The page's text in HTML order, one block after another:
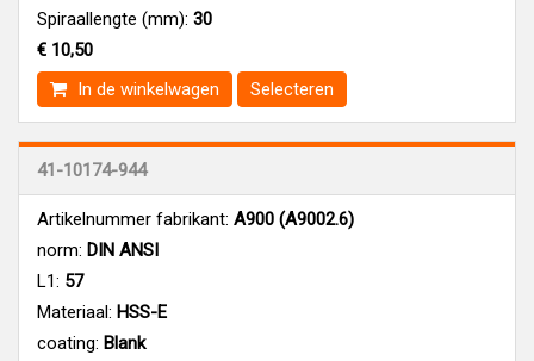
Spiraallengte (mm): 30
€ 10,50
In de winkelwagen
Selecteren
41-10174-944
Artikelnummer fabrikant: A900 (A9002.6)
norm: DIN ANSI
L1: 57
Materiaal: HSS-E
coating: Blank